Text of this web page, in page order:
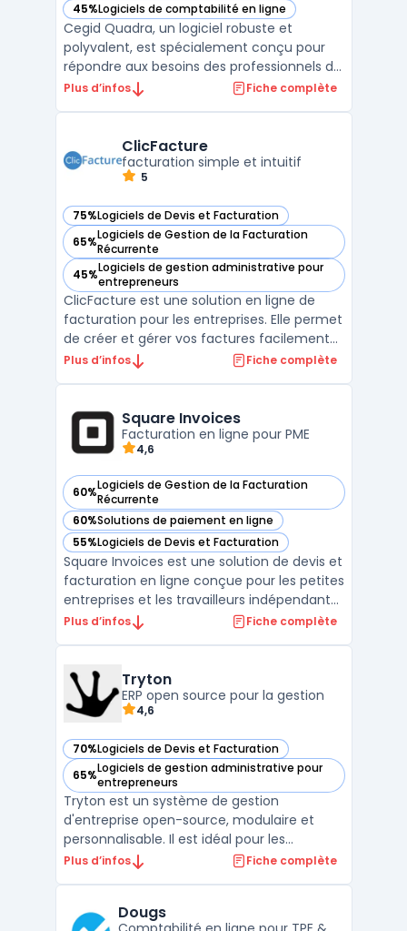
45%Logiciels de comptabilité en ligne
— voir Cegid Quadra dans cette catégorie
Cegid Quadra, un logiciel robuste et
polyvalent, est spécialement conçu pour
répondre aux besoins des professionnels de
la comptabilité et de la fiscalité. Ce
suivi des déclarations fiscales, ainsi que
pour la coll ...
Plus d’infos Fiche complète
ClicFacture
facturation simple et intuitif
5
75%Logiciels de Devis et Facturation
— voir ClicFacture dans cette catégorie
65%Logiciels de Gestion de la Facturation
Récurrente
— voir ClicFacture dans cette catégorie
45%Logiciels de gestion administrative pour
entrepreneurs
— voir ClicFacture dans cette catégorie
ClicFacture est une solution en ligne de
facturation pour les entreprises. Elle permet
de créer et gérer vos factures facilement
et rapidement. ClicFacture offre des
clients. Avec ClicFacture, vous pouvez
suivre l'évolu ...
Plus d’infos Fiche complète
Square Invoices
Facturation en ligne pour PME
4,6
60%Logiciels de Gestion de la Facturation
Récurrente
— voir Square Invoices dans cette catégorie
60%Solutions de paiement en ligne
— voir Square Invoices dans cette catégorie
55%Logiciels de Devis et Facturation
— voir Square Invoices dans cette catégorie
Square Invoices est une solution de devis et
facturation en ligne conçue pour les petites
entreprises et les travailleurs indépendants.
Avec Square Invoices, vous pouvez créer,
également des fonctionnalités de
paiement ...
Plus d’infos Fiche complète
Tryton
ERP open source pour la gestion
4,6
70%Logiciels de Devis et Facturation
— voir Tryton dans cette catégorie
65%Logiciels de gestion administrative pour
entrepreneurs
— voir Tryton dans cette catégorie
Tryton est un système de gestion
d'entreprise open-source, modulaire et
personnalisable. Il est idéal pour les
entreprises ayant des besoins spécifiques
fonctionnalités de base pour la gestion de
Plus d’infos Fiche complète
Dougs